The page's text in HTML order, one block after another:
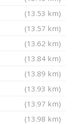
(13.53 km)
(13.57 km)
(13.62 km)
(13.84 km)
(13.89 km)
(13.93 km)
(13.97 km)
(13.98 km)